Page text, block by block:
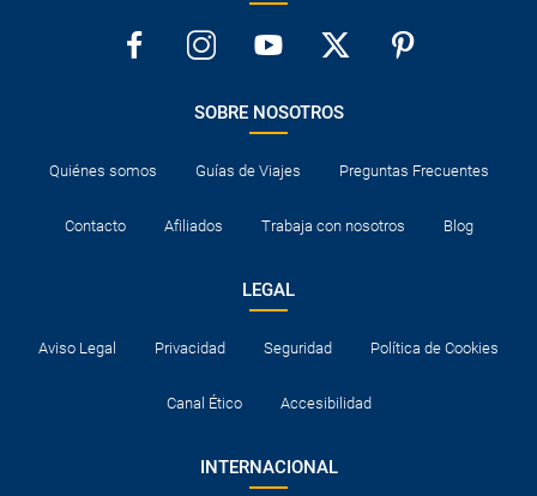
SOBRE NOSOTROS
Quiénes somos Guías de Viajes Preguntas Frecuentes
Contacto Afiliados Trabaja con nosotros Blog
LEGAL
Aviso Legal Privacidad Seguridad Política de Cookies
Canal Ético Accesibilidad
INTERNACIONAL